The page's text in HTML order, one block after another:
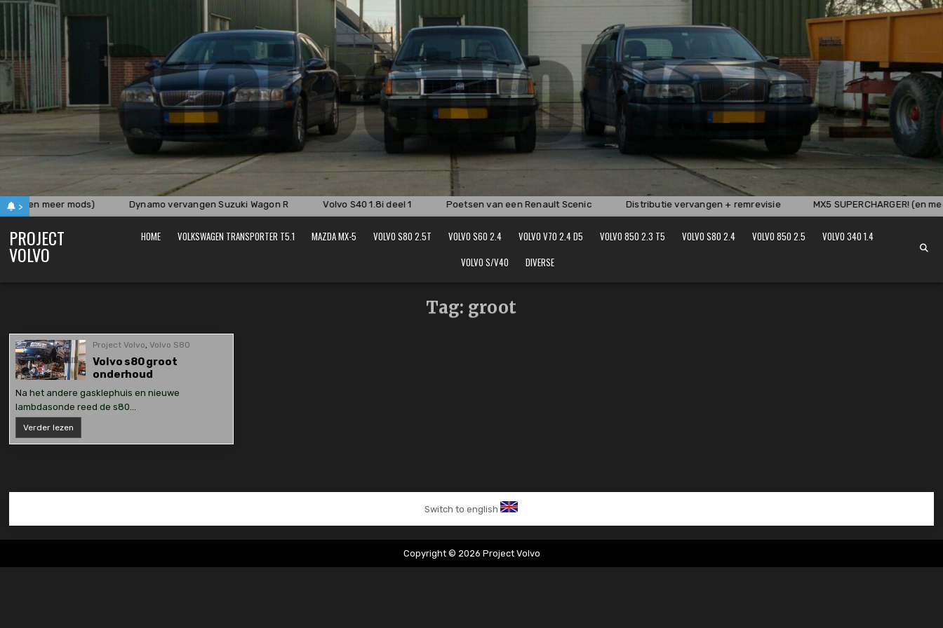
Skip
>
(en meer mods) Dynamo vervangen Suzuki Wagon R Volvo S40 1.8i deel 1 Poetsen van een Renault Scenic Distributie vervangen + remrevisie MX5 SUPERCHARGER! (en
PROJECT
VOLVO
HOME VOLKSWAGEN TRANSPORTER T5.1 MAZDA MX-5 VOLVO S80 2.5T VOLVO S60 2.4 VOLVO V70 2.4 D5 VOLVO 850 2.3 T5 VOLVO S80 2.4 VOLVO 850 2.5
VOLVO 340 1.4
VOLVO S/V40
DIVERSE
Tag: groot
Project Volvo,Volvo S80
Volvo s80 groot
onderhoud
Na het andere gasklephuis en nieuwe
lambdasonde reed de s80…
Verder lezen
s80
groot
Switch to english
Copyright © 2026 Project Volvo